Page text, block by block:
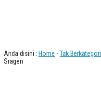
Anda disini : Home -Tak Berkategori
Sragen